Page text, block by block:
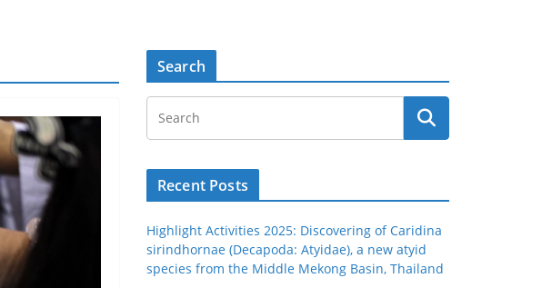
Search
Recent Posts
Highlight Activities 2025: Discovering of Caridina
sirindhornae (Decapoda: Atyidae), a new atyid
species from the Middle Mekong Basin, Thailand